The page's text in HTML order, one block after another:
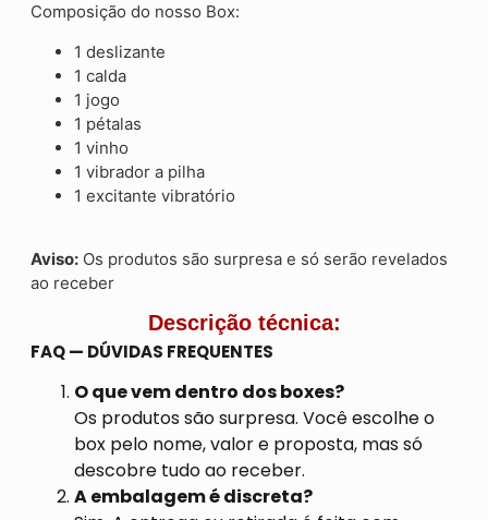
Composição do nosso Box:
1 deslizante
1 calda
1 jogo
1 pétalas
1 vinho
1 vibrador a pilha
1 excitante vibratório
Aviso: Os produtos são surpresa e só serão revelados
ao receber
Descrição técnica:
FAQ — DÚVIDAS FREQUENTES
O que vem dentro dos boxes?
Os produtos são surpresa. Você escolhe o
box pelo nome, valor e proposta, mas só
descobre tudo ao receber.
A embalagem é discreta?